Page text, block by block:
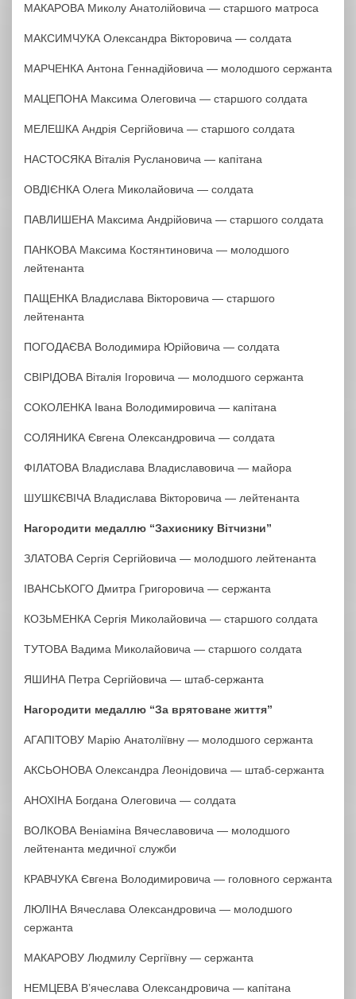
МАКАРОВА Миколу Анатолійовича — старшого матроса
МАКСИМЧУКА Олександра Вікторовича — солдата
МАРЧЕНКА Антона Геннадійовича — молодшого сержанта
МАЦЕПОНА Максима Олеговича — старшого солдата
МЕЛЕШКА Андрія Сергійовича — старшого солдата
НАСТОСЯКА Віталія Руслановича — капітана
ОВДІЄНКА Олега Миколайовича — солдата
ПАВЛИШЕНА Максима Андрійовича — старшого солдата
ПАНКОВА Максима Костянтиновича — молодшого
лейтенанта
ПАЩЕНКА Владислава Вікторовича — старшого
лейтенанта
ПОГОДАЄВА Володимира Юрійовича — солдата
СВІРІДОВА Віталія Ігоровича — молодшого сержанта
СОКОЛЕНКА Івана Володимировича — капітана
СОЛЯНИКА Євгена Олександровича — солдата
ФІЛАТОВА Владислава Владиславовича — майора
ШУШКЄВІЧА Владислава Вікторовича — лейтенанта
Нагородити медаллю “Захиснику Вітчизни”
ЗЛАТОВА Сергія Сергійовича — молодшого лейтенанта
ІВАНСЬКОГО Дмитра Григоровича — сержанта
КОЗЬМЕНКА Сергія Миколайовича — старшого солдата
ТУТОВА Вадима Миколайовича — старшого солдата
ЯШИНА Петра Сергійовича — штаб-сержанта
Нагородити медаллю “За врятоване життя”
АГАПІТОВУ Марію Анатоліївну — молодшого сержанта
АКСЬОНОВА Олександра Леонідовича — штаб-сержанта
АНОХІНА Богдана Олеговича — солдата
ВОЛКОВА Веніаміна Вячеславовича — молодшого
лейтенанта медичної служби
КРАВЧУКА Євгена Володимировича — головного сержанта
ЛЮЛІНА Вячеслава Олександровича — молодшого
сержанта
МАКАРОВУ Людмилу Сергіївну — сержанта
НЕМЦЕВА В’ячеслава Олександровича — капітана